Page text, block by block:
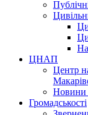
ЦНАП
Центр
Новини
Громадськості